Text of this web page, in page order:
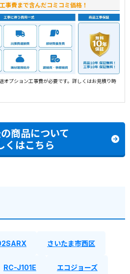
工事費まで含んだコミコミ価格！
オプション工事費が必要です。詳しくはお見積り時
商品について
くはこちら
さいたま市西区
RC-J101E エコジョーズ